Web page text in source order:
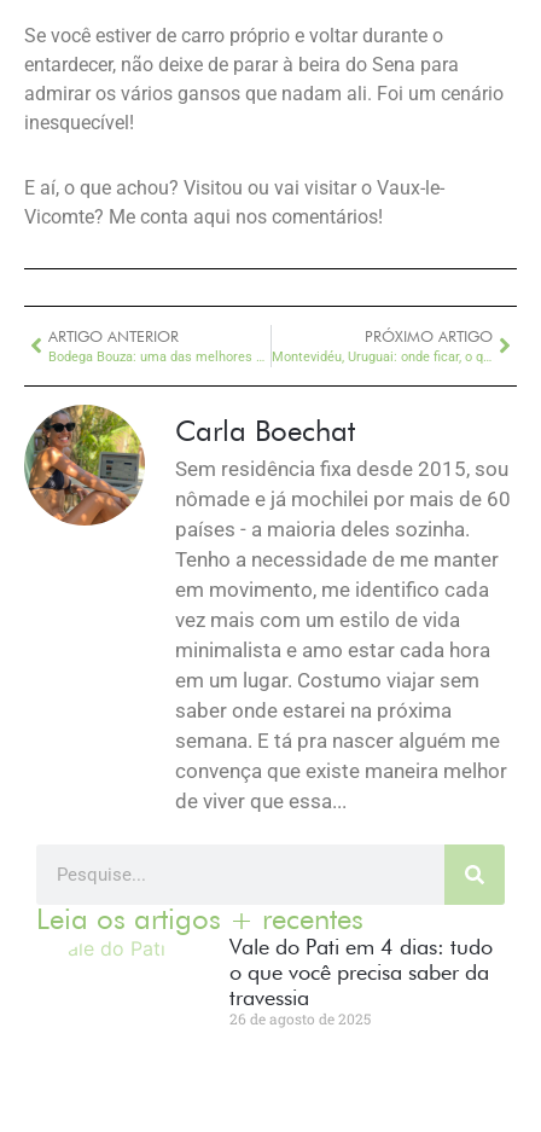
Se você estiver de carro próprio e voltar durante o
entardecer, não deixe de parar à beira do Sena para
admirar os vários gansos que nadam ali. Foi um cenário
inesquecível!
E aí, o que achou? Visitou ou vai visitar o Vaux-le-
Vicomte? Me conta aqui nos comentários!
ARTIGO ANTERIOR
Bodega Bouza: uma das melhores vinícolas do Uruguai, pertinho de Montevidéu
PRÓXIMO ARTIGO
Montevidéu, Uruguai: onde ficar, o que fazer, quando ir
Carla Boechat
Sem residência fixa desde 2015, sou
nômade e já mochilei por mais de 60
países - a maioria deles sozinha.
Tenho a necessidade de me manter
em movimento, me identifico cada
vez mais com um estilo de vida
minimalista e amo estar cada hora
em um lugar. Costumo viajar sem
saber onde estarei na próxima
semana. E tá pra nascer alguém me
convença que existe maneira melhor
de viver que essa...
Leia os artigos + recentes
Vale do Pati em 4 dias: tudo
o que você precisa saber da
travessia
26 de agosto de 2025